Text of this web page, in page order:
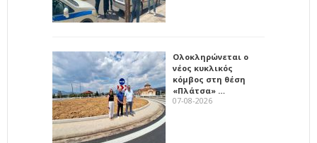
Ολοκληρώνεται ο
νέος κυκλικός
κόμβος στη θέση
«Πλάτσα» …
07-08-2026